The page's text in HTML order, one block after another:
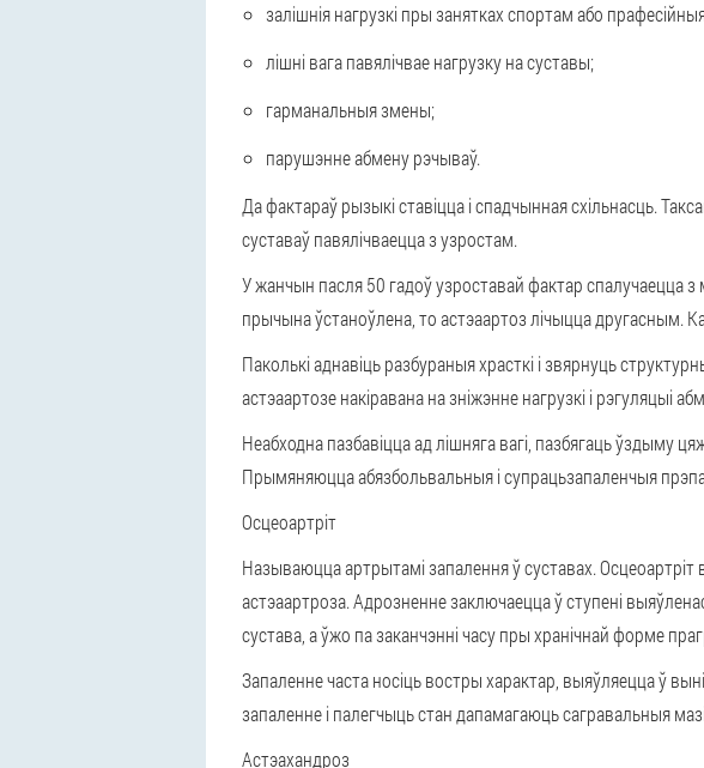
залішнія нагрузкі пры занятках спортам або
лішні вага павялічвае нагрузку на суставы;
гарманальныя змены;
парушэнне абмену рэчываў.
Да фактараў рызыкі ставіцца іспадчынная схільнасць.
суставаў павялічваецца з узростам.
У жанчын пасля 50 гадоў узроставай фактар спалучаецца з
прычына ўстаноўлена, то астэаартоз лічыцца другасным.
Паколькіаднавіць разбураныя храсткі і звярнуць
астэаартозе накіравана на зніжэнне нагрузкі і рэгуляцыі
Неабходнапазбавіцца ад лішняга вагі, пазбягаць ўздыму
Прымяняюцца абязбольвальныя і супрацьзапаленчыя
Осцеоартріт
Называюцца артрытамізапалення ў суставах.
астэаартроза. Адрозненне заключаецца ў ступені
сустава, а ўжо па заканчэнні часу пры хранічнай форме
Запаленне часта носіцьвостры характар , выяўляецца ў
запаленне і палегчыць стан дапамагаюць сагравальныя
Астэахандроз